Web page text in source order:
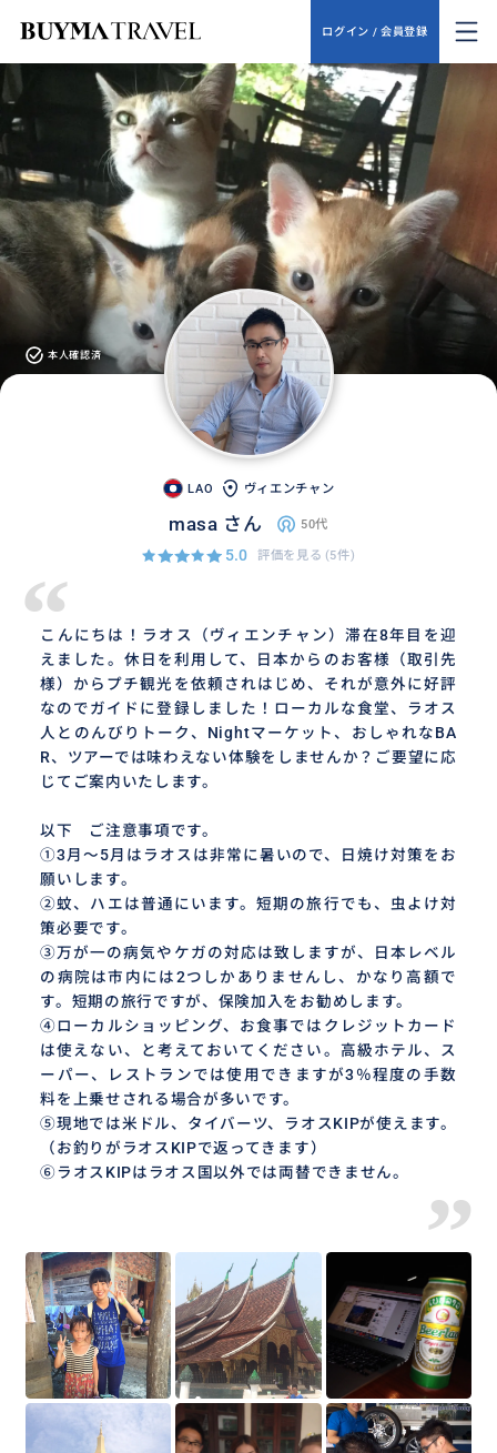
ログイン / 会員登録
本人確認済
LAO ヴィエンチャン
masa さん 50代
5.0 評価を見る (5件)
“
こんにちは！ラオス（ヴィエンチャン）滞在8年目を迎
えました。休日を利用して、日本からのお客様（取引先
様）からプチ観光を依頼されはじめ、それが意外に好評
なのでガイドに登録しました！ローカルな食堂、ラオス
人とのんびりトーク、Nightマーケット、おしゃれなBA
R、ツアーでは味わえない体験をしませんか？ご要望に応
じてご案内いたします。
以下 ご注意事項です。
①3月～5月はラオスは非常に暑いので、日焼け対策をお
願いします。
②蚊、ハエは普通にいます。短期の旅行でも、虫よけ対
策必要です。
③万が一の病気やケガの対応は致しますが、日本レベル
の病院は市内には2つしかありませんし、かなり高額で
す。短期の旅行ですが、保険加入をお勧めします。
④ローカルショッピング、お食事ではクレジットカード
は使えない、と考えておいてください。高級ホテル、ス
ーパー、レストランでは使用できますが3％程度の手数
料を上乗せされる場合が多いです。
⑤現地では米ドル、タイバーツ、ラオスKIPが使えます。
（お釣りがラオスKIPで返ってきます）
⑥ラオスKIPはラオス国以外では両替できません。
”